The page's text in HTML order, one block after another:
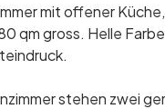
mit offener
qm gross. Helle
stehen zwei